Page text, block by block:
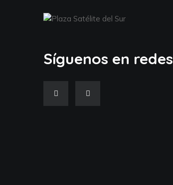
Síguenos en redes